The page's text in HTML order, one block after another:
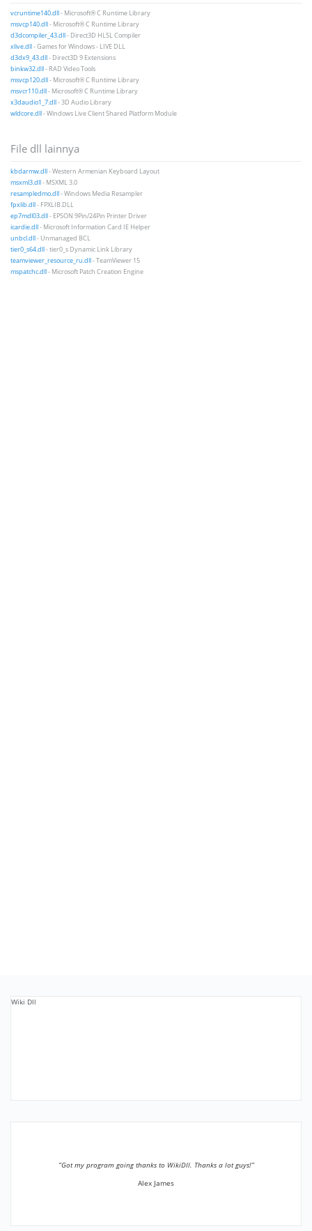
vcruntime140.dll- Microsoft® C Runtime Library
msvcp140.dll- Microsoft® C Runtime Library
d3dcompiler_43.dll- Direct3D HLSL Compiler
xlive.dll- Games for Windows - LIVE DLL
d3dx9_43.dll- Direct3D 9 Extensions
binkw32.dll- RAD Video Tools
msvcp120.dll- Microsoft® C Runtime Library
msvcr110.dll- Microsoft® C Runtime Library
x3daudio1_7.dll- 3D Audio Library
wldcore.dll- Windows Live Client Shared Platform Module
File dll lainnya
kbdarmw.dll- Western Armenian Keyboard Layout
msxml3.dll- MSXML 3.0
resampledmo.dll- Windows Media Resampler
fpxlib.dll- FPXLIB.DLL
ep7mdl03.dll- EPSON 9Pin/24Pin Printer Driver
icardie.dll- Microsoft Information Card IE Helper
unbcl.dll- Unmanaged BCL
tier0_s64.dll- tier0_s Dynamic Link Library
teamviewer_resource_ru.dll- TeamViewer 15
mspatchc.dll- Microsoft Patch Creation Engine
Wiki Dll
”Got my program going thanks to WikiDll. Thanks a lot guys!”
Alex James